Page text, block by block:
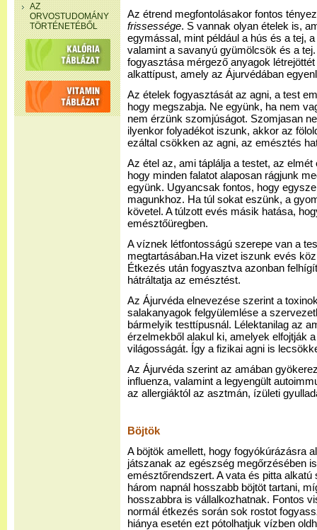
AZ
ORVOSTUDOMÁNY
TÖRTÉNETÉBŐL
Az étrend megfontolásakor fontos
frissessége. S vannak olyan ételek is,
egymással, mint például a hús és a tej,
valamint a savanyú gyümölcsök és a
fogyasztása mérgező anyagok
alkattípust, amely az Ájurvédában
Az ételek fogyasztását az agni, a test
hogy megszabja. Ne együnk, ha nem
nem érzünk szomjúságot. Szomjasan
ilyenkor folyadékot iszunk, akkor az
ezáltal csökken az agni, az emésztés
Az étel az, ami táplálja a testet, az
hogy minden falatot alaposan rágjunk
együnk. Ugyancsak fontos, hogy
magunkhoz. Ha túl sokat eszünk, a
követel. A túlzott evés másik hatása,
emésztőüregben.
A víznek létfontosságú szerepe van a
megtartásában.Ha vizet iszunk evés
Étkezés után fogyasztva azonban
hátráltatja az emésztést.
Az Ájurvéda elnevezése szerint a
salakanyagok felgyülemlése a
bármelyik testtípusnál. Lélektanilag az
érzelmekből alakul ki, amelyek elfojtják
világosságát. Így a fizikai agni is
Az Ájurvéda szerint az amában
influenza, valamint a legyengült
az allergiáktól az asztmán, ízületi
Böjtök
A böjtök amellett, hogy fogyókúrázásra
játszanak az egészség megőrzésében
emésztőrendszert. A vata és pitta
három napnál hosszabb böjtöt tartani,
hosszabbra is vállalkozhatnak. Fontos
normál étkezés során sok rostot
hiánya esetén ezt pótolhatjuk vízben